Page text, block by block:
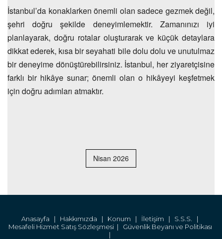
İstanbul’da konaklarken önemli olan sadece gezmek değil,
şehri doğru şekilde deneyimlemektir. Zamanınızı iyi
planlayarak, doğru rotalar oluşturarak ve küçük detaylara
dikkat ederek, kısa bir seyahati bile dolu dolu ve unutulmaz
bir deneyime dönüştürebilirsiniz. İstanbul, her ziyaretçisine
farklı bir hikâye sunar; önemli olan o hikâyeyi keşfetmek
için doğru adımları atmaktır.
Nisan 2026
Anasayfa | Hakkımızda | Konum | İletişim | S.S.S. |
Mesafeli Hizmet Satış Sözleşmesi | Güvenlik Beyanı ve Politikası
|